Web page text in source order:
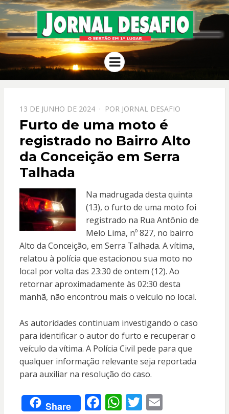
JORNAL
DESAFIO
O Sertão em 1º Lugar
Menu
PPOSTADO
EM
13 DE JUNHO DE 2024 POR JORNAL DESAFIO
Furto de uma moto é
registrado no Bairro Alto
da Conceição em Serra
Talhada
Na madrugada desta quinta
(13), o furto de uma moto foi
registrado na Rua Antônio de
Melo Lima, nº 827, no bairro
Alto da Conceição, em Serra Talhada. A vítima,
relatou à polícia que estacionou sua moto no
local por volta das 23:30 de ontem (12). Ao
retornar aproximadamente às 02:30 desta
manhã, não encontrou mais o veículo no local.
As autoridades continuam investigando o caso
para identificar o autor do furto e recuperar o
veículo da vítima. A Polícia Civil pede para que
qualquer informação relevante seja reportada
para auxiliar na resolução do caso.
Share F W T E